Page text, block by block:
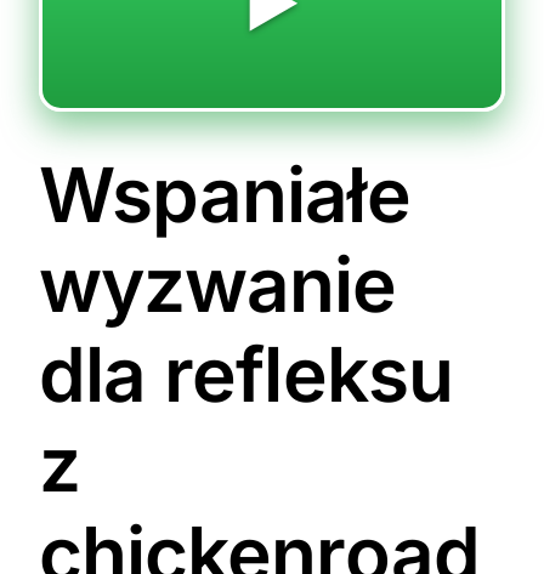
Wspaniałe
wyzwanie
dla refleksu
z
chickenroad